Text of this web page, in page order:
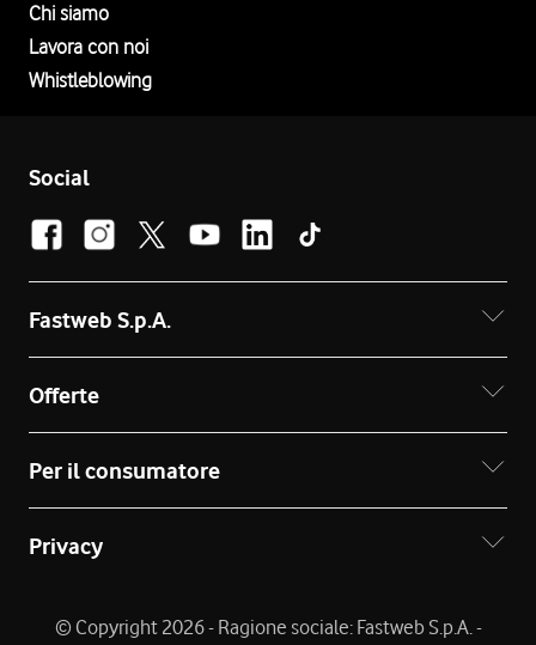
Chi siamo
Lavora con noi
Whistleblowing
Social
Fastweb S.p.A.
Offerte
Per il consumatore
Privacy
© Copyright 2026 - Ragione sociale: Fastweb S.p.A. -